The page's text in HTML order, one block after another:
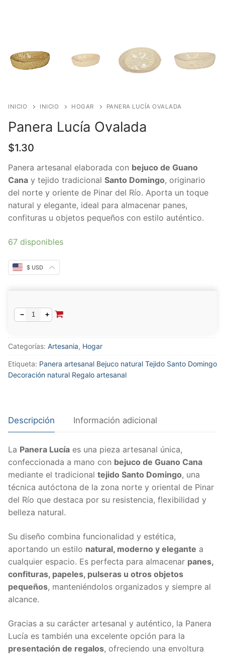
INICIO INICIO HOGAR PANERA LUCÍA OVALADA
Panera Lucía Ovalada
$1.30
Panera artesanal elaborada con bejuco de Guano
Cana y tejido tradicional Santo Domingo, originario
del norte y oriente de Pinar del Río. Aporta un toque
natural y elegante, ideal para almacenar panes,
confituras u objetos pequeños con estilo auténtico.
67 disponibles
$ USD
− +
Categorías: Artesania, Hogar
Etiqueta: Panera artesanal Bejuco natural Tejido Santo Domingo
Decoración natural Regalo artesanal
Descripción Información adicional
La Panera Lucía es una pieza artesanal única,
confeccionada a mano con bejuco de Guano Cana
mediante el tradicional tejido Santo Domingo, una
técnica autóctona de la zona norte y oriental de Pinar
del Río que destaca por su resistencia, flexibilidad y
belleza natural.
Su diseño combina funcionalidad y estética,
aportando un estilo natural, moderno y elegante a
cualquier espacio. Es perfecta para almacenar panes,
confituras, papeles, pulseras u otros objetos
pequeños, manteniéndolos organizados y siempre al
alcance.
Gracias a su carácter artesanal y auténtico, la Panera
Lucía es también una excelente opción para la
presentación de regalos, ofreciendo una envoltura